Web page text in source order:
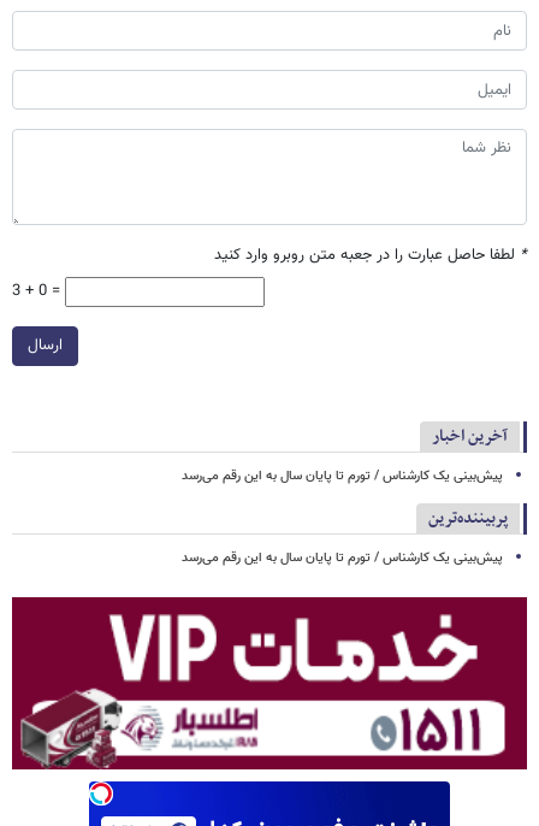
* لطفا حاصل عبارت را در جعبه متن روبرو وارد کنید
3 + 0 =
ارسال
آخرین اخبار
پیش‌بینی یک کارشناس / تورم تا پایان سال به این رقم می‌رسد
پربیننده‌ترین
پیش‌بینی یک کارشناس / تورم تا پایان سال به این رقم می‌رسد